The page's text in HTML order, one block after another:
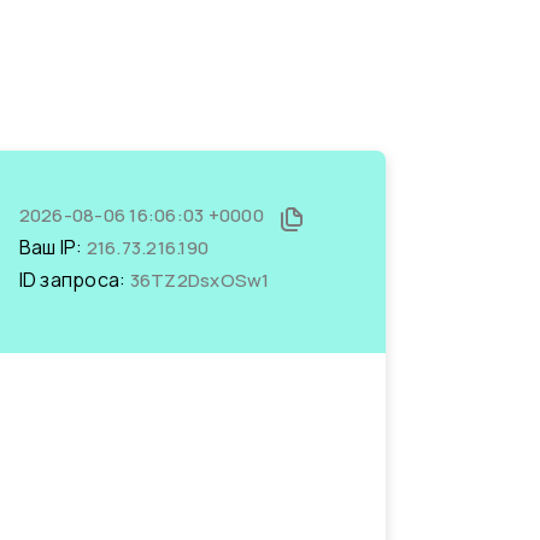
2026-08-06 16:06:03 +0000
Ваш IP: 216.73.216.190
ID запроса: 36TZ2DsxOSw1